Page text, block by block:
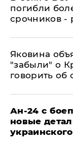
погибли
срочников -
Яковина
"забыли" о
говорить об
Ан-24 с
новые